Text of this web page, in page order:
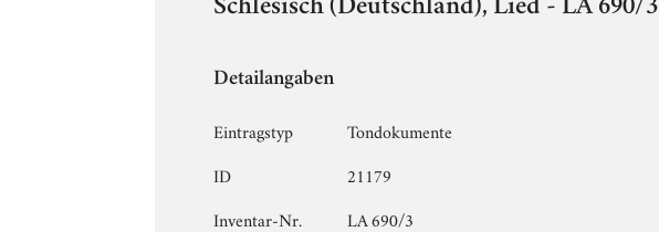
Schlesisch (Deutschland), Lied - LA 690/3
Detailangaben
Eintragstyp
Tondokumente
ID
21179
Inventar-Nr.
LA 690/3